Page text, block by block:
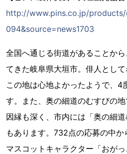
http://www.pins.co.jp/
094&source=news1703
全国へ通じる街道があることか
てきた岐阜県大垣市。俳人とし
この地は心地よかったようで、4
す。また、奥の細道のむすびの
因縁も深く、市内には「奥の細
もあります。732点の応募の中
マスコットキャラクター「おが